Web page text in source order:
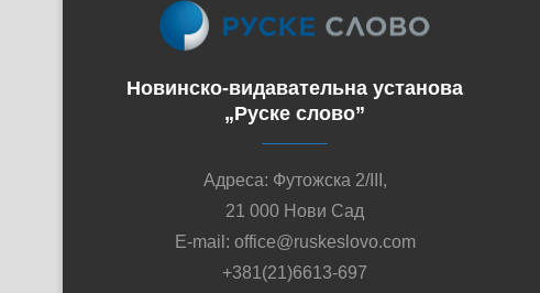
Новинско-видавательна установа
„Руске слово”
Адреса: Футожска 2/III,
21 000 Нови Сад
E-mail: office@ruskeslovo.com
+381(21)6613-697